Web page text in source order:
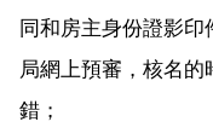
同和房主身份證影
局網上預審，核名
錯；